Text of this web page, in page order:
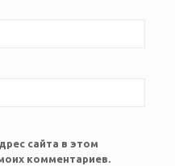
сайта в этом
комментариев.